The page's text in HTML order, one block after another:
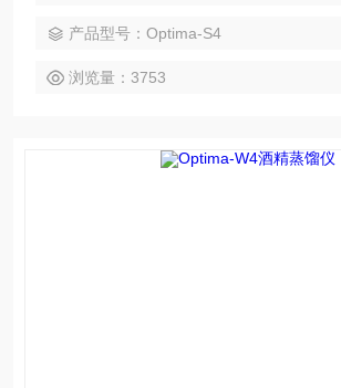
化学实验室需要蒸馏处理的场所，如挥发酚
凯氏氮油中的水分等项目的蒸馏处理及食
产品型号：Optima-S4
浏览量：3753